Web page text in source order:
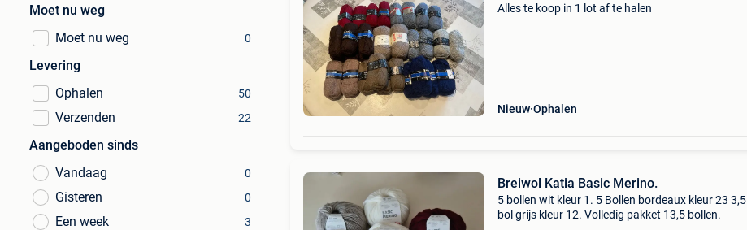
Moet nu weg
Moet nu weg
0
Levering
Ophalen
50
Verzenden 22
Aangeboden sinds
Vandaag
0
Gisteren 0
Een week 3
Alles te koop in 1 lot af te halen
Nieuw Ophalen
Breiwol Katia Basic Merino.
5 bollen wit kleur 1. 5 Bollen bordeaux kleur 23 3,5
bol grijs kleur 12. Volledig pakket 13,5 bollen.